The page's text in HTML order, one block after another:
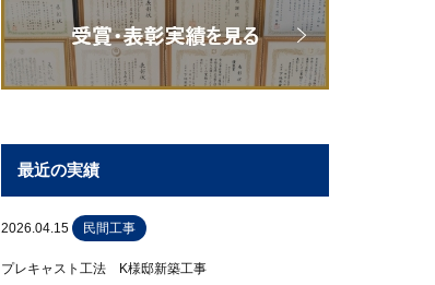
最近の実績
2026.04.15 民間工事
プレキャスト工法 K様邸新築工事